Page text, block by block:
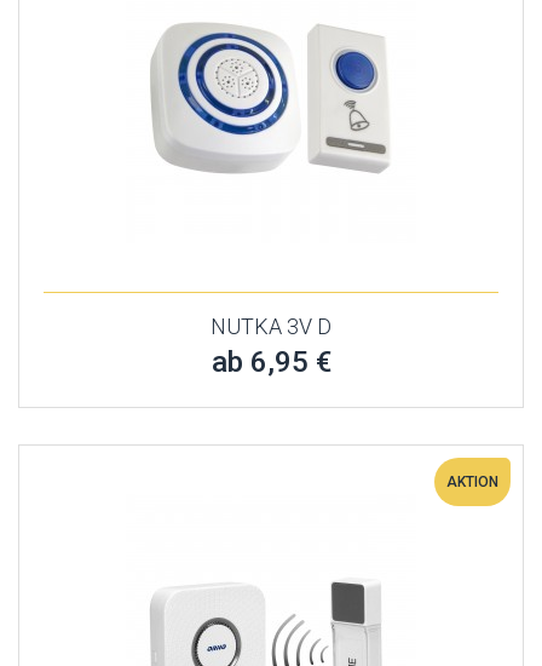
NUTKA 3V D
ab 6,95 €
AKTION